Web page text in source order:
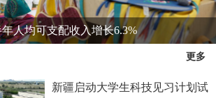
人均可支配收入增长6.3%
更多
新疆启动大学生科技见习计划试